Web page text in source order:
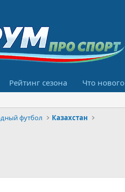
Рейтинг сезона Что нового
футбол Казахстан